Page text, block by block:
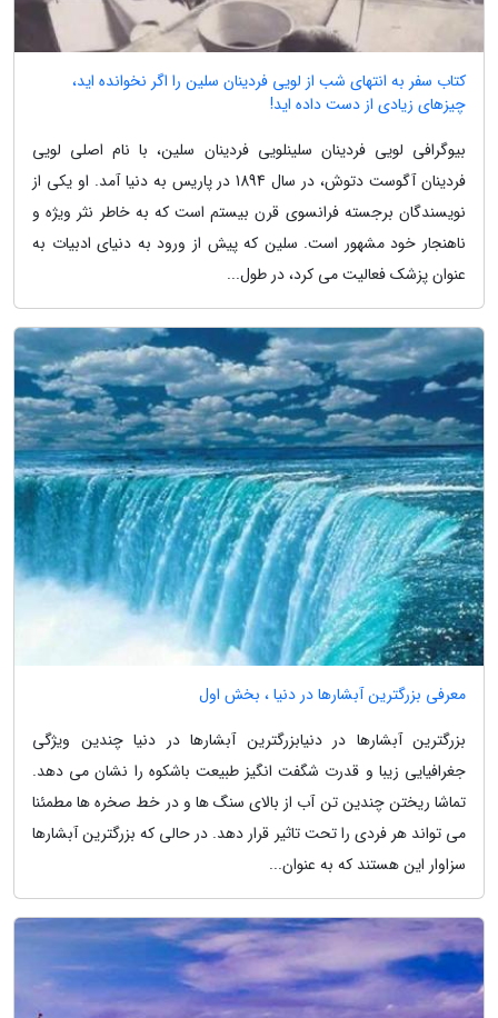
کتاب سفر به انتهای شب از لویی فردینان سلین را اگر نخوانده اید،
چیزهای زیادی از دست داده اید!
بیوگرافی لویی فردینان سلینلویی فردینان سلین، با نام اصلی لویی
فردینان آگوست دتوش، در سال 1894 در پاریس به دنیا آمد. او یکی از
نویسندگان برجسته فرانسوی قرن بیستم است که به خاطر نثر ویژه و
ناهنجار خود مشهور است. سلین که پیش از ورود به دنیای ادبیات به
عنوان پزشک فعالیت می کرد، در طول...
معرفی بزرگترین آبشارها در دنیا ، بخش اول
بزرگترین آبشارها در دنیابزرگترین آبشارها در دنیا چندین ویژگی
جغرافیایی زیبا و قدرت شگفت انگیز طبیعت باشکوه را نشان می دهد.
تماشا ریختن چندین تن آب از بالای سنگ ها و در خط صخره ها مطمئنا
می تواند هر فردی را تحت تاثیر قرار دهد. در حالی که بزرگترین آبشارها
سزاوار این هستند که به عنوان...